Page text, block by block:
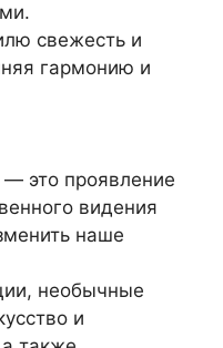
свежесть и
гармонию и
это проявление
видения
наше
необычные
и